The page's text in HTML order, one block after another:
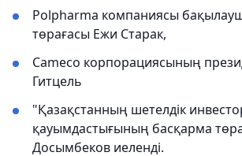
Polpharma компаниясы
төрағасы Ежи Старак,
Cameco корпорациясының
Гитцель
"Қазақстанның шетелдік
қауымдастығының басқарма
Досымбеков иеленді.